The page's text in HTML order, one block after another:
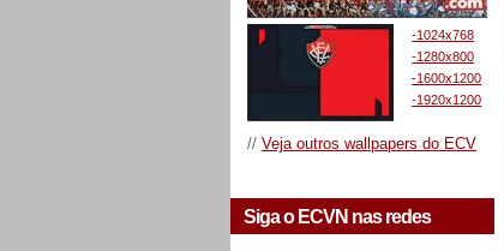
-1024x768
-1280x800
-1600x1200
-1920x1200
// Veja outros wallpapers do ECV
Siga o ECVN nas redes